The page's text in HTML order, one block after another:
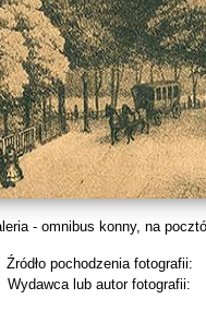
- omnibus konny, na
Źródło pochodzenia fotografii:
Wydawca lub autor fotografii: